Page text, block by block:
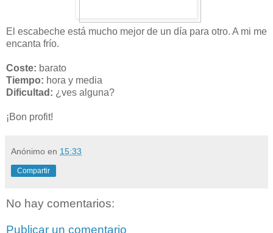
El escabeche está mucho mejor de un día para otro. A mi me
encanta frío.
Coste: barato
Tiempo: hora y media
Dificultad: ¿ves alguna?
¡Bon profit!
Anónimo en 15:33
Compartir
No hay comentarios:
Publicar un comentario